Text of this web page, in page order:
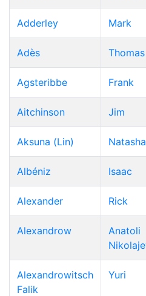
Adderley Mark
Adès Thomas
Agsteribbe Frank
Aitchinson Jim
Aksuna (Lin) Natasha
Albéniz Isaac
Alexander Rick
Alexandrow
Anatoli
Alexandrowitsch
Falik
Yuri